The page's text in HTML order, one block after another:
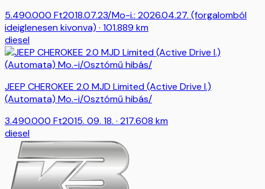
5.490.000 Ft2018.07.23/Mo-i.: 2026.04.27. (forgalomból
ideiglenesen kivonva) · 101.889 km
diesel
JEEP CHEROKEE 2.0 MJD Limited (Active Drive I.)
(Automata) Mo.-i/Osztómű hibás/
3.490.000 Ft2015. 09. 18. · 217.608 km
diesel